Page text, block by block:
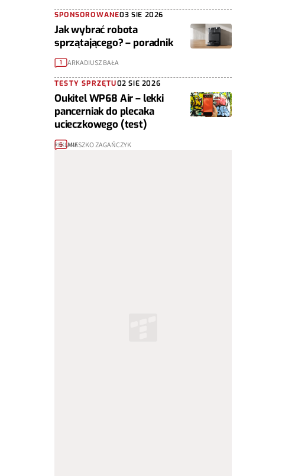
SPONSOROWANE03 SIE 2026
Jak wybrać robota
sprzątającego? – poradnik
1 ARKADIUSZ BAŁA
TESTY SPRZĘTU02 SIE 2026
Oukitel WP68 Air – lekki
pancerniak do plecaka
ucieczkowego (test)
6 MIESZKO ZAGAŃCZYK